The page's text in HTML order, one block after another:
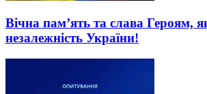
Вічна пам’ять та слава Героям,
незалежність України!